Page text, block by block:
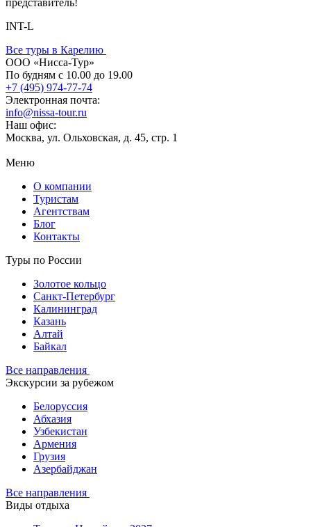
INT-L
Все туры в Карелию
ООО «Нисса-Тур»
По будням с 10.00 до 19.00
+7 (495) 974-77-74
Электронная почта:
info@nissa-tour.ru
Наш офис:
Москва, ул. Ольховская, д. 45, стр. 1
Меню
О компании
Туристам
Агентствам
Блог
Контакты
Туры по России
Золотое кольцо
Санкт-Петербург
Калининград
Казань
Алтай
Байкал
Все направления
Экскурсии за рубежом
Белоруссия
Абхазия
Узбекистан
Армения
Грузия
Азербайджан
Все направления
Виды отдыха